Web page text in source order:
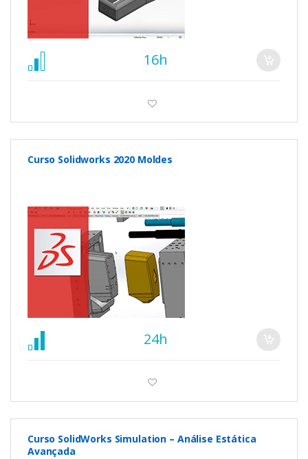
16h
Curso Solidworks 2020 Moldes
24h
Curso SolidWorks Simulation – Análise Estática
Avançada